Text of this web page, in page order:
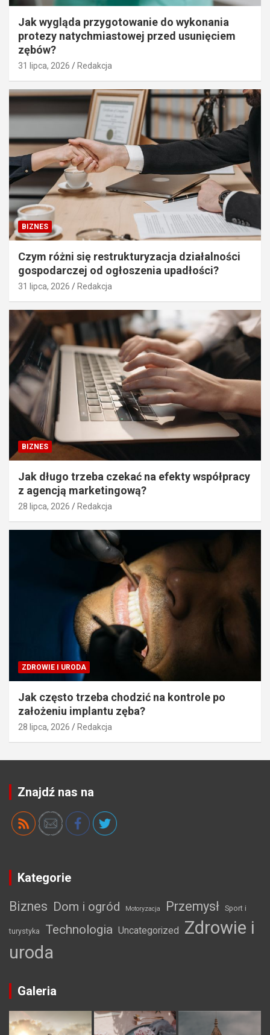
Jak wygląda przygotowanie do wykonania
protezy natychmiastowej przed usunięciem
zębów?
31 lipca, 2026 Redakcja
BIZNES
Czym różni się restrukturyzacja działalności
gospodarczej od ogłoszenia upadłości?
31 lipca, 2026 Redakcja
BIZNES
Jak długo trzeba czekać na efekty współpracy
z agencją marketingową?
28 lipca, 2026 Redakcja
ZDROWIE I URODA
Jak często trzeba chodzić na kontrole po
założeniu implantu zęba?
28 lipca, 2026 Redakcja
Znajdź nas na
Kategorie
Biznes Dom i ogród Motoryzacja Przemysł Sport i
turystyka Technologia Uncategorized
Zdrowie i
uroda
Galeria